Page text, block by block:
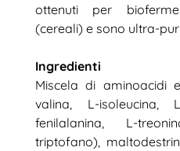
ottenuti per
(cereali) e sono ultra-
Ingredienti
Miscela di aminoacidi
valina, L-isoleucina,
fenilalanina, L-
triptofano),